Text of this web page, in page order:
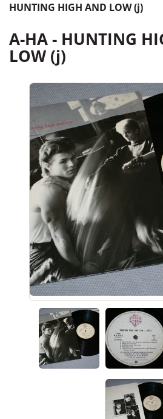
HUNTING HIGH AND LOW (j)
A-HA - HUNTING
LOW (j)